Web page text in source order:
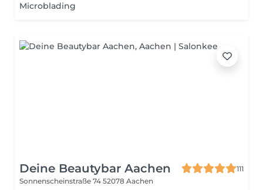
Microblading
Deine Beautybar Aachen
111
Sonnenscheinstraße 74 52078 Aachen